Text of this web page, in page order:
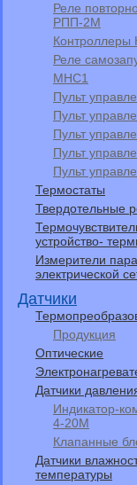
Реле
РПП-2М
Контроллеры
Реле
МНС1
Пульт
Пульт
Пульт
Пульт
Пульт
Термостаты
Твердотельные
устройство-
Измерители
электрической
Датчики
Продукция
Оптические
Датчики
Индикатор-
4-20М
Клапанные
Датчики
температуры